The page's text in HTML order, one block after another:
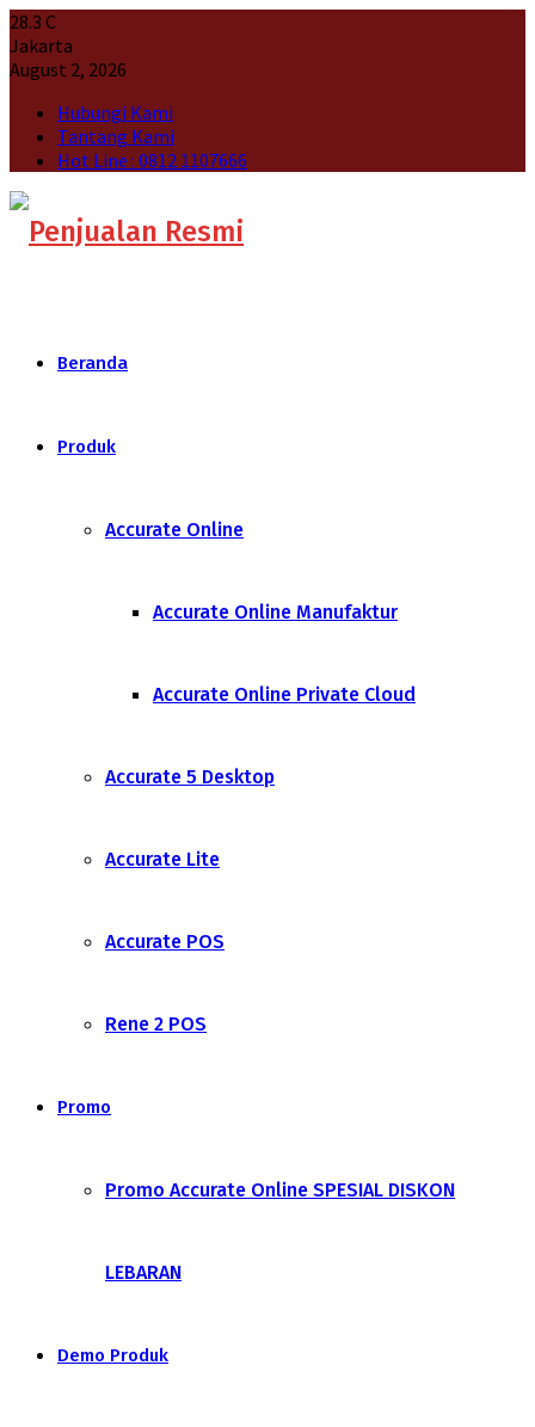
28.3 C
Jakarta
August 2, 2026
Hubungi Kami
Tantang Kami
Hot Line : 0812 1107666
Beranda
Produk
Accurate Online
Accurate Online Manufaktur
Accurate Online Private Cloud
Accurate 5 Desktop
Accurate Lite
Accurate POS
Rene 2 POS
Promo
Promo Accurate Online SPESIAL DISKON
LEBARAN
Demo Produk